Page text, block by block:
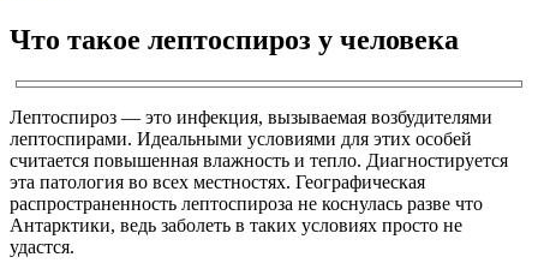
Что такое лептоспироз у человека
Лептоспироз — это инфекция, вызываемая возбудителями
лептоспирами. Идеальными условиями для этих особей
считается повышенная влажность и тепло. Диагностируется
эта патология во всех местностях. Географическая
распространенность лептоспироза не коснулась разве что
Антарктики, ведь заболеть в таких условиях просто не
удастся.